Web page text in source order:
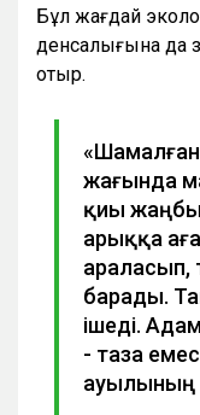
Бұл жағдай
денсалығына да
отыр.
«Шамалған
жағында
қиы
арыққа
араласып,
барады.
ішеді.
- таза
ауылының